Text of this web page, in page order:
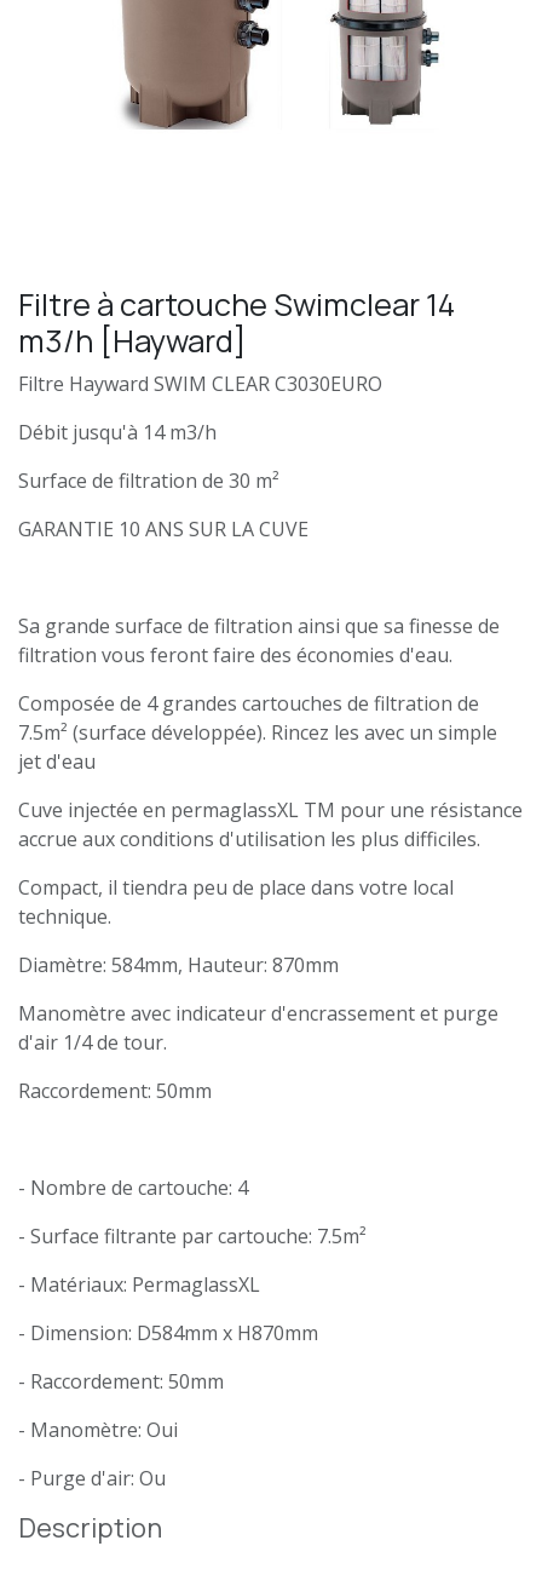
Filtre à cartouche Swimclear 14
m3/h [Hayward]
Filtre Hayward SWIM CLEAR C3030EURO
Débit jusqu'à 14 m3/h
Surface de filtration de 30 m²
GARANTIE 10 ANS SUR LA CUVE
Sa grande surface de filtration ainsi que sa finesse de
filtration vous feront faire des économies d'eau.
Composée de 4 grandes cartouches de filtration de
7.5m² (surface développée). Rincez les avec un simple
jet d'eau
Cuve injectée en permaglassXL TM pour une résistance
accrue aux conditions d'utilisation les plus difficiles.
Compact, il tiendra peu de place dans votre local
technique.
Diamètre: 584mm, Hauteur: 870mm
Manomètre avec indicateur d'encrassement et purge
d'air 1/4 de tour.
Raccordement: 50mm
- Nombre de cartouche: 4
- Surface filtrante par cartouche: 7.5m²
- Matériaux: PermaglassXL
- Dimension: D584mm x H870mm
- Raccordement: 50mm
- Manomètre: Oui
- Purge d'air: Ou
Description